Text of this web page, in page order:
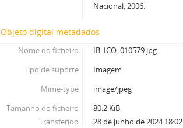
Nacional, 2006.
Objeto digital metadados
Nome do ficheiro
IB_ICO_010579.jpg
Tipo de suporte
Imagem
Mime-type
image/jpeg
Tamanho do ficheiro
80.2 KiB
Transferido
28 de junho de 2024 18:02